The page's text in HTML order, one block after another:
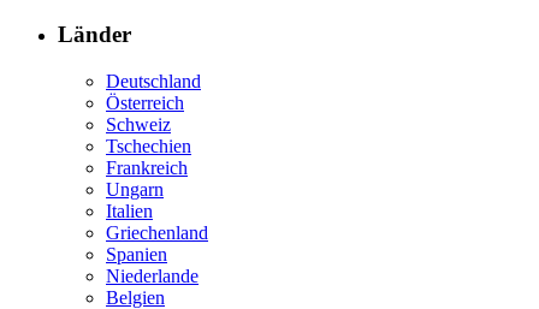
Länder
Deutschland
Österreich
Schweiz
Tschechien
Frankreich
Ungarn
Italien
Griechenland
Spanien
Niederlande
Belgien